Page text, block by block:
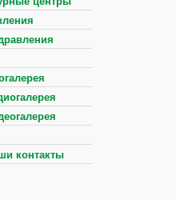
контакты